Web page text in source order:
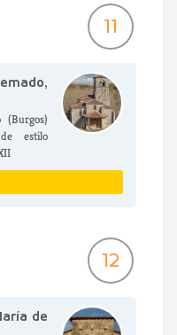
11
(Burgos)
estilo
12
de